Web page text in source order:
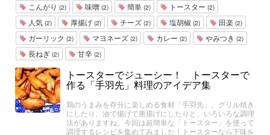
こんがり (2) 味噌 (2) 簡単 (2) トースター (2)
人気 (2) 厚揚げ (2) チーズ (2) 塩胡椒 (2) 田楽 (2)
ガーリック (2) マヨネーズ (2) カレー (2) やみつき (2)
長ねぎ (2) 甘辛 (2)
トースターでジューシー！ トースターで
作る「手羽先」料理のアイデア集
鶏のうまみを存分に楽しめる食材「手羽先」。グリル焼き
にしたり、油で揚げて唐揚げにしたりと、いろいろな調理
法がありますね。今回は超簡単な「トースター」を使って
調理するレシピを集めてみました！トースターなら下味を